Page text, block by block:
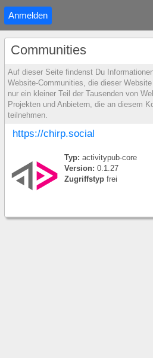
Anmelden
Communities
Auf dieser Seite findenst Du
Website-Communities, die dieser
nur ein kleiner Teil der Tausenden von
Projekten und Anbietern, die an diesem
teilnehmen.
https://chirp.social
Typ: activitypub-core
Version: 0.1.27
Zugriffstyp frei